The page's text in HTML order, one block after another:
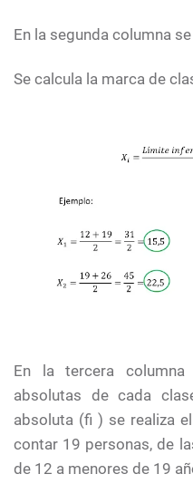
En la segunda columna
Se calcula la marca de
En la tercera
absolutas de cada
absoluta (fi ) se realiza
contar 19 personas, de
de 12 a menores de 19